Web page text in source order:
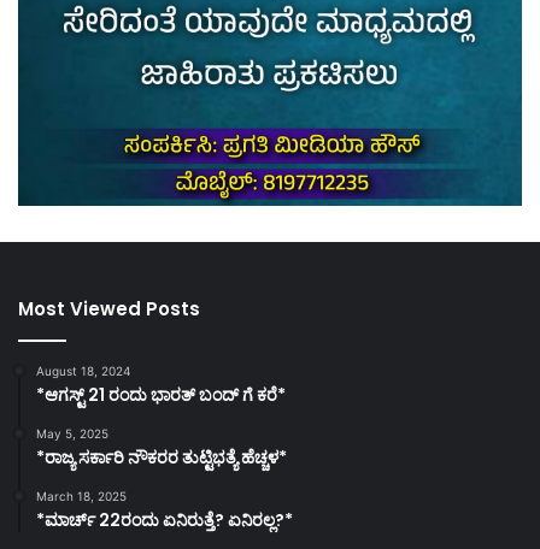
Most Viewed Posts
August 18, 2024
*ಆಗಸ್ಟ್ 21 ರಂದು ಭಾರತ್‌ ಬಂದ್‌ ಗೆ ಕರೆ*
May 5, 2025
*ರಾಜ್ಯ ಸರ್ಕಾರಿ ನೌಕರರ ತುಟ್ಟಿಭತ್ಯೆ ಹೆಚ್ಚಳ*
March 18, 2025
*ಮಾರ್ಚ್ 22ರಂದು ಏನಿರುತ್ತೆ? ಏನಿರಲ್ಲ?*